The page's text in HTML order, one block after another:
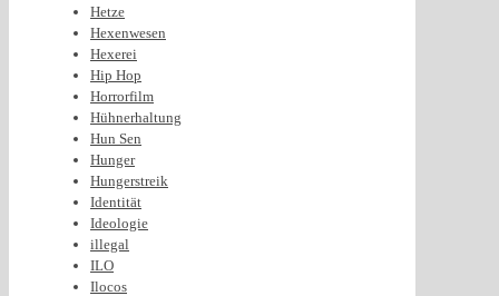
Hetze
Hexenwesen
Hexerei
Hip Hop
Horrorfilm
Hühnerhaltung
Hun Sen
Hunger
Hungerstreik
Identität
Ideologie
illegal
ILO
Ilocos